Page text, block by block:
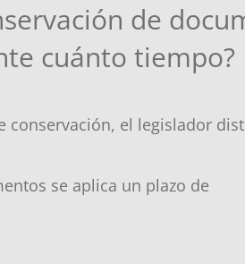
de
cuánto tiempo?
conservación, el legislador
se aplica un plazo de